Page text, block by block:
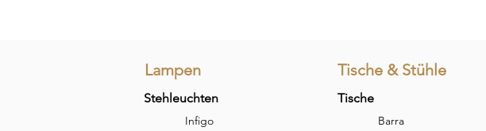
Lampen
Stehleuchten
Infigo
Tische & Stühle
Tische
Barra